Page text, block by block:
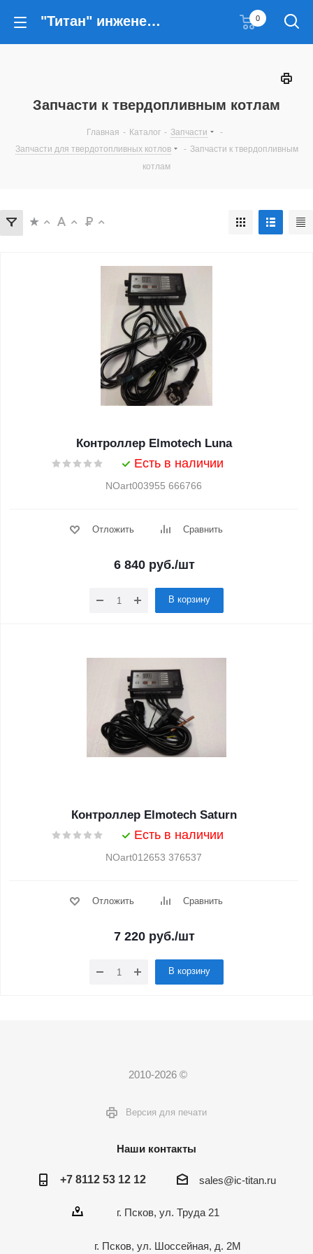
"Титан" инженерные решения 0
Запчасти к твердопливным котлам
Главная - Каталог - Запчасти
-
Запчасти для твердотопливных котлов
- Запчасти к твердопливным
котлам
Контроллер Elmotech Luna
Есть в наличии
NOart003955 666766
Отложить Сравнить
6 840руб./шт
В корзину
Контроллер Elmotech Saturn
Есть в наличии
NOart012653 376537
Отложить Сравнить
7 220руб./шт
В корзину
2010-2026 ©
Версия для печати
Наши контакты
+7 8112 53 12 12 sales@ic-titan.ru
г. Псков, ул. Труда 21
г. Псков, ул. Шоссейная, д. 2М